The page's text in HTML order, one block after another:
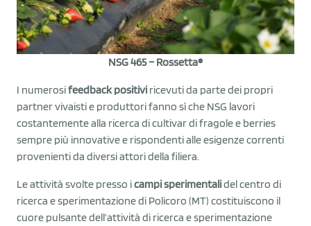
NSG 465 – Rossetta®
I numerosifeedback positivi ricevuti da parte dei propri
partner vivaisti e produttori fanno sì che NSG lavori
costantemente alla ricerca di cultivar di fragole e berries
sempre più innovative e rispondenti alle esigenze correnti
provenienti da diversi attori della filiera.
Le attività svolte presso icampi sperimentalidel centro di
ricerca e sperimentazione di Policoro (MT) costituiscono il
cuore pulsante dell’attività di ricerca e sperimentazione